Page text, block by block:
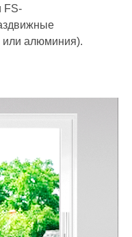
FS-
алюминия).